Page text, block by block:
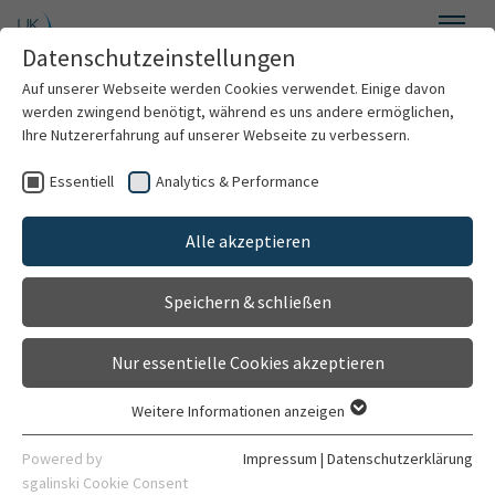
Zum Hauptinhalt springen
Willkommen
Über uns
Für Patienten
Für Ärzte
Neurologie und Poliklinik
Erkrankungen und
Bewegungsstörungen
Diese Seite befindet sich noch im Aufbau
Prof. Dr. med. Rebecca
Datenschutzeinstellungen
Auf unserer Webseite werden Cookies verwendet. Einige davon
werden zwingend benötigt, während es uns andere ermöglichen,
Ihre Nutzererfahrung auf unserer Webseite zu verbessern.
Essentiell Analytics & Performance
Alle akzeptieren
Speichern & schließen
Nur essentielle Cookies akzeptieren
Essentielle Cookies werden für grundlegende Funktionen der
Webseite benötigt. Dadurch ist gewährleistet, dass die
Weitere Informationen anzeigen
Powered by
sgalinski Cookie Consent
Impressum | Datenschutzerklärung